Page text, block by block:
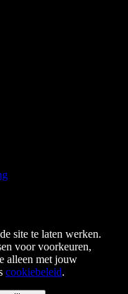
site te laten werken.
voor voorkeuren,
alleen met jouw
cookiebeleid.